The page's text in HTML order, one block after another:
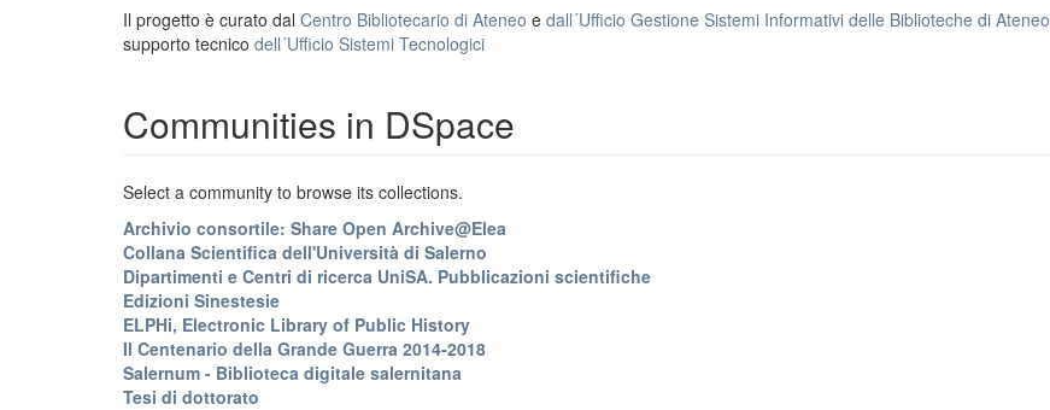
Il progetto è curato dal Centro Bibliotecario di Ateneo e dall´Ufficio Gestione Sistemi Informativi delle Biblioteche di Ateneo
supporto tecnico dell´Ufficio Sistemi Tecnologici
Communities in DSpace
Select a community to browse its collections.
Archivio consortile: Share Open Archive@Elea
Collana Scientifica dell'Università di Salerno
Dipartimenti e Centri di ricerca UniSA. Pubblicazioni scientifiche
Edizioni Sinestesie
ELPHi, Electronic Library of Public History
Il Centenario della Grande Guerra 2014-2018
Salernum - Biblioteca digitale salernitana
Tesi di dottorato